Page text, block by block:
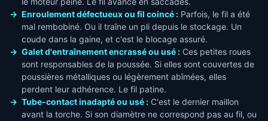
Enroulement défectueux ou fil coincé : Parfois, le fil a été
mal rembobiné. Ou il traîne un pli depuis le stockage. Un
coude dans la gaine, et c'est le blocage assuré.
Galet d'entraînement encrassé ou usé : Ces petites roues
sont responsables de la poussée. Si elles sont couvertes de
poussières métalliques ou légèrement abîmées, elles
perdent leur adhérence. Le fil patine.
Tube-contact inadapté ou usé : C'est le dernier maillon
avant la torche. Si son diamètre ne correspond pas au fil, ou